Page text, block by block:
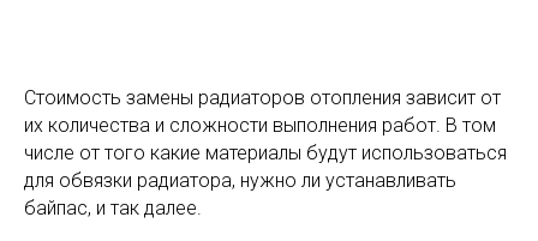
Стоимость замены радиаторов отопления зависит от
их количества и сложности выполнения работ. В том
числе от того какие материалы будут использоваться
для обвязки радиатора, нужно ли устанавливать
байпас, и так далее.